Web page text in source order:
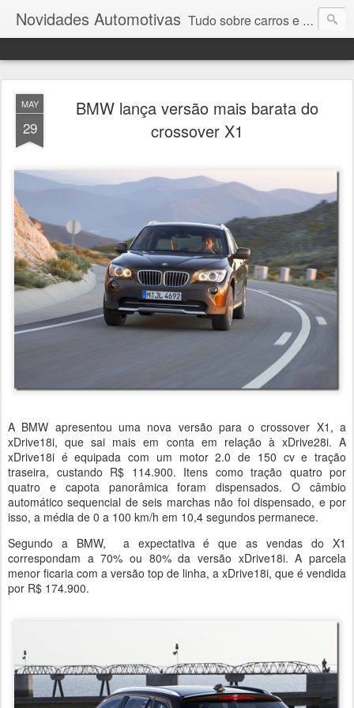
Novidades Automotivas Tudo sobre carros e motores
MAY
29
BMW lança versão mais barata do
crossover X1
A BMW apresentou uma nova versão para o crossover X1, a
xDrive18i, que sai mais em conta em relação à xDrive28i. A
xDrive18i é equipada com um motor 2.0 de 150 cv e tração
traseira, custando R$ 114.900. Itens como tração quatro por
quatro e capota panorâmica foram dispensados. O câmbio
automático sequencial de seis marchas não foi dispensado, e por
isso, a média de 0 a 100 km/h em 10,4 segundos permanece.
Segundo a BMW, a expectativa é que as vendas do X1
correspondam a 70% ou 80% da versão xDrive18i. A parcela
menor ficaria com a versão top de linha, a xDrive18i, que é vendida
por R$ 174.900.